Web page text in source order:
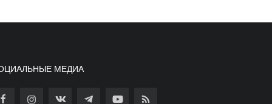
МЕДИА